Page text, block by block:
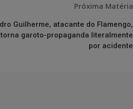
Próxima Matéria
Guilherme, atacante do Flamengo,
garoto-propaganda literalmente
por acidente